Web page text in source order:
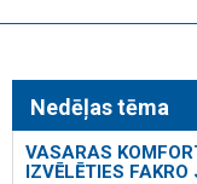
Nedēļas tēma
VASARAS
IZVĒLĒTIES